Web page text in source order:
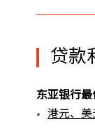
贷款
东亚银行最
港元、美